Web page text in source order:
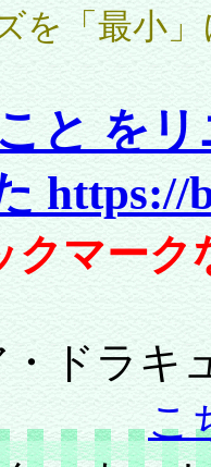
を「最小
と を
https://
クマーク
ドラキ
こ